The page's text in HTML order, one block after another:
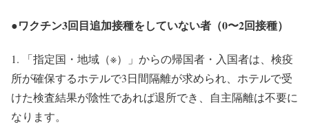
●ワクチン3回目追加接種をしていない者（0〜2回接種）
1. 「指定国・地域（※）」からの帰国者・入国者は、 検疫
所が確保するホテルで3日間隔離が求められ、ホテルで受
けた検査結果が陰性であれば退所でき、自主隔離は不要に
なります。